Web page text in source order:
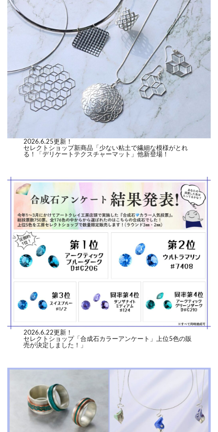
2026.6.25更新！
セレクトショップ新商品「少ない粘土で繊細な模様がとれ
る！「デリケートテクスチャーマット」他新登場！
2026.6.22更新！
セレクトショップ「合成石カラーアンケート」上位5色の販
売が決定しました！」